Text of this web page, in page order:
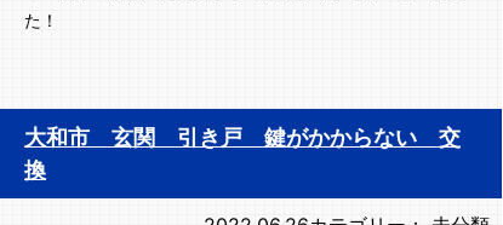
た！
大和市 玄関 引き戸 鍵がかからない 交
換